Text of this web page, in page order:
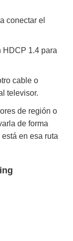
conectar el
HDCP 1.4 para
cable o
televisor.
de región o
de forma
en esa ruta